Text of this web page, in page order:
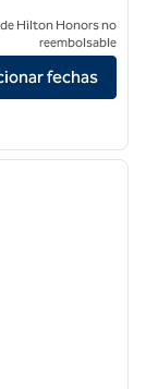
- Del Mar
Hilton Honors no
reembolsable
fechas